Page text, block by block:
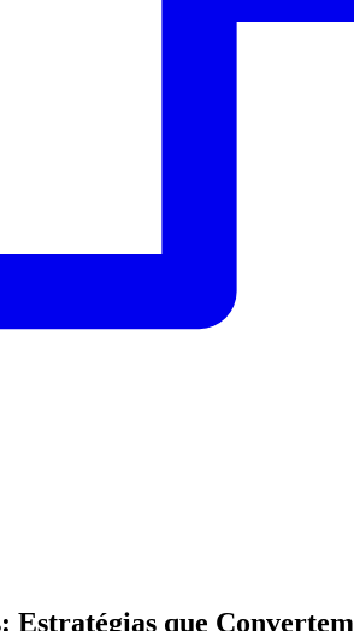
Estratégias que Convertem